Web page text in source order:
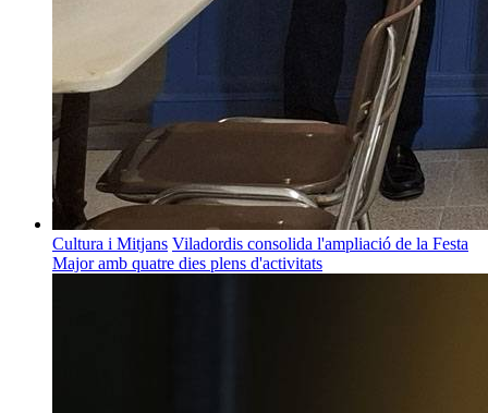
Cultura i Mitjans Viladordis consolida l'ampliació de la Festa
Major amb quatre dies plens d'activitats